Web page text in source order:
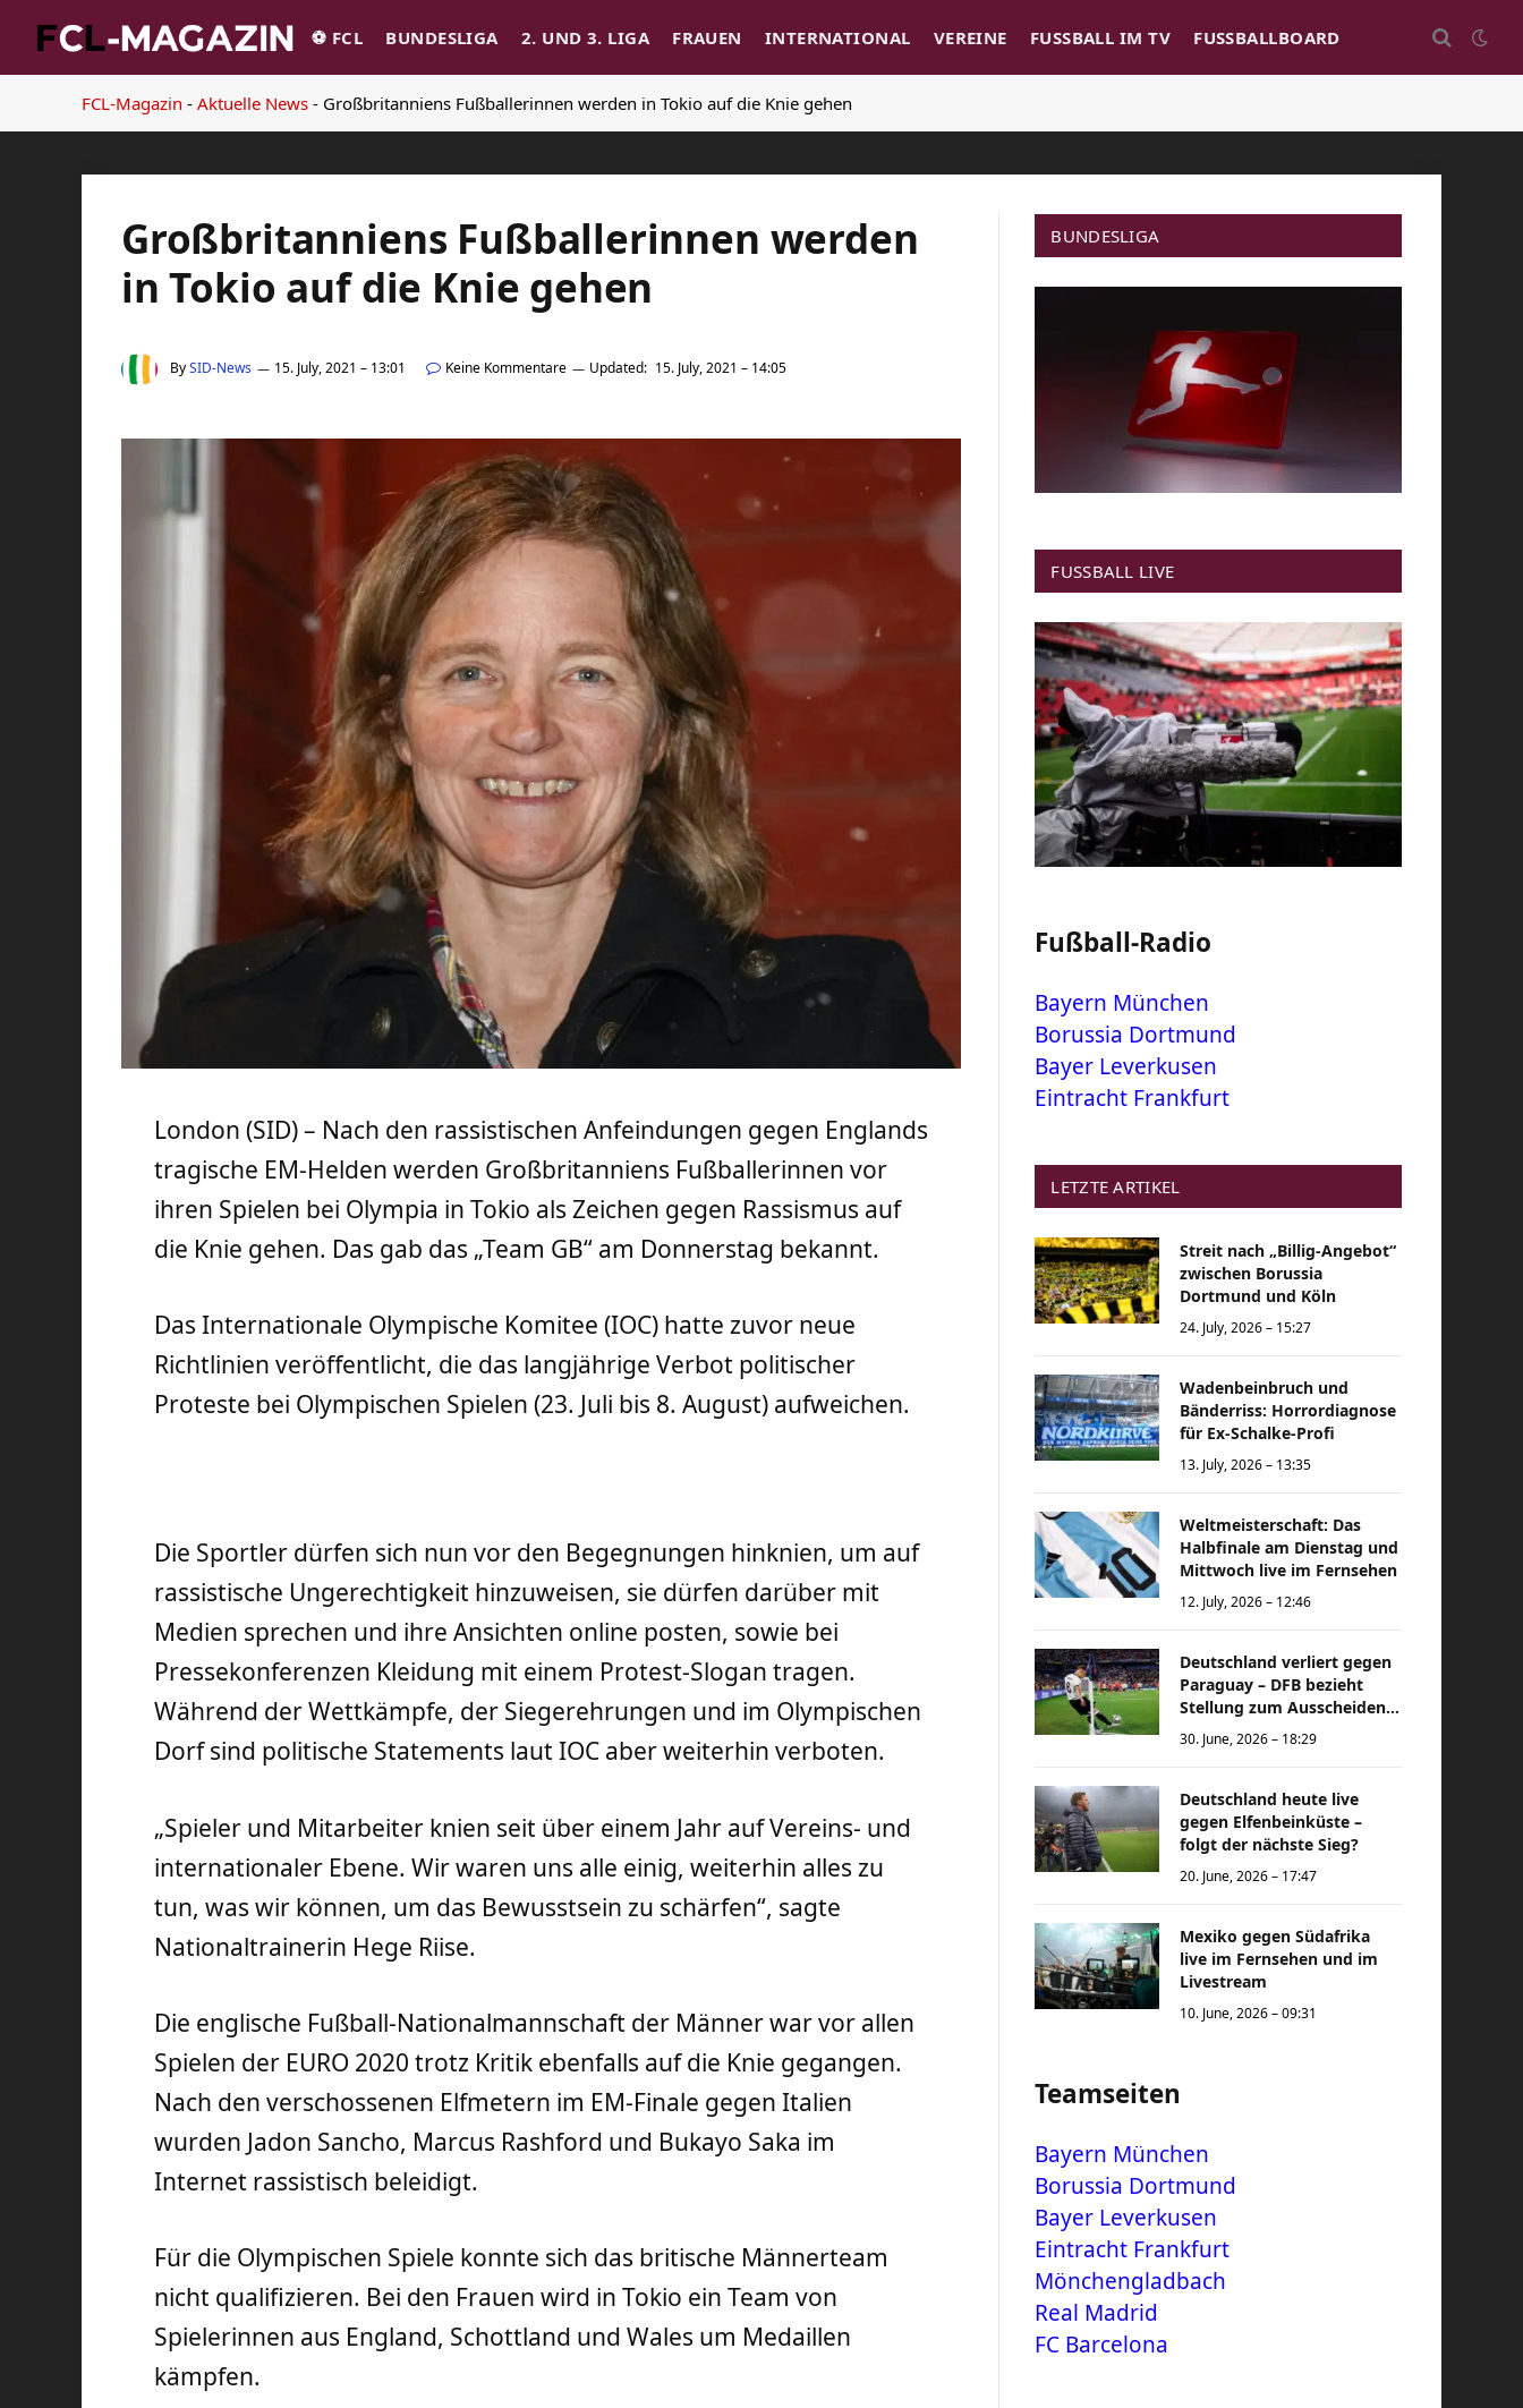
⚽️ FCL BUNDESLIGA 2. UND 3. LIGA FRAUEN INTERNATIONAL VEREINE FUSSBALL IM TV FUSSBALLBOARD
FCL-Magazin - Aktuelle News - Großbritanniens Fußballerinnen werden in Tokio auf die Knie gehen
Großbritanniens Fußballerinnen werden
in Tokio auf die Knie gehen
BySID-News 15. July, 2021 – 13:01 Keine Kommentare Updated: 15. July, 2021 – 14:05
London (SID) – Nach den rassistischen Anfeindungen gegen Englands
tragische EM-Helden werden Großbritanniens Fußballerinnen vor
ihren Spielen bei Olympia in Tokio als Zeichen gegen Rassismus auf
die Knie gehen. Das gab das „Team GB“ am Donnerstag bekannt.
Das Internationale Olympische Komitee (IOC) hatte zuvor neue
Richtlinien veröffentlicht, die das langjährige Verbot politischer
Proteste bei Olympischen Spielen (23. Juli bis 8. August) aufweichen.
Die Sportler dürfen sich nun vor den Begegnungen hinknien, um auf
rassistische Ungerechtigkeit hinzuweisen, sie dürfen darüber mit
Medien sprechen und ihre Ansichten online posten, sowie bei
Pressekonferenzen Kleidung mit einem Protest-Slogan tragen.
Während der Wettkämpfe, der Siegerehrungen und im Olympischen
Dorf sind politische Statements laut IOC aber weiterhin verboten.
„Spieler und Mitarbeiter knien seit über einem Jahr auf Vereins- und
internationaler Ebene. Wir waren uns alle einig, weiterhin alles zu
tun, was wir können, um das Bewusstsein zu schärfen“, sagte
Nationaltrainerin Hege Riise.
Die englische Fußball-Nationalmannschaft der Männer war vor allen
Spielen der EURO 2020 trotz Kritik ebenfalls auf die Knie gegangen.
Nach den verschossenen Elfmetern im EM-Finale gegen Italien
wurden Jadon Sancho, Marcus Rashford und Bukayo Saka im
Internet rassistisch beleidigt.
Für die Olympischen Spiele konnte sich das britische Männerteam
nicht qualifizieren. Bei den Frauen wird in Tokio ein Team von
Spielerinnen aus England, Schottland und Wales um Medaillen
kämpfen.
BUNDESLIGA
FUSSBALL LIVE
Fußball-Radio
Bayern München
Borussia Dortmund
Bayer Leverkusen
Eintracht Frankfurt
LETZTE ARTIKEL
Streit nach „Billig-Angebot“
zwischen Borussia
Dortmund und Köln
24. July, 2026 – 15:27
Wadenbeinbruch und
Bänderriss: Horrordiagnose
für Ex-Schalke-Profi
13. July, 2026 – 13:35
Weltmeisterschaft: Das
Halbfinale am Dienstag und
Mittwoch live im Fernsehen
12. July, 2026 – 12:46
Deutschland verliert gegen
Paraguay – DFB bezieht
Stellung zum Ausscheiden
bei der Weltmeisterschaft
30. June, 2026 – 18:29
Deutschland heute live
gegen Elfenbeinküste –
folgt der nächste Sieg?
20. June, 2026 – 17:47
Mexiko gegen Südafrika
live im Fernsehen und im
Livestream
10. June, 2026 – 09:31
Teamseiten
Bayern München
Borussia Dortmund
Bayer Leverkusen
Eintracht Frankfurt
Mönchengladbach
Real Madrid
FC Barcelona